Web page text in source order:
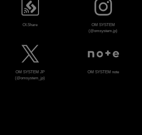
OI.Share
OM SYSTEM
(@omsystem.jp)
OM SYSTEM JP
(@omsystem_jp)
OM SYSTEM note